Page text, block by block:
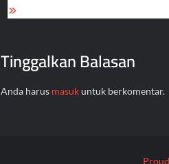
Tinggalkan Balasan
Anda harus masukuntuk berkomentar.